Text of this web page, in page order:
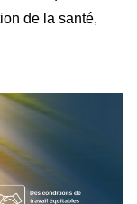
de la santé,